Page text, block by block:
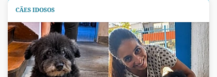
CÃES IDOSOS